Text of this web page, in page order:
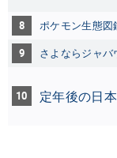
8 ポケモン生態
9 さよならジャ
10 定年後の日